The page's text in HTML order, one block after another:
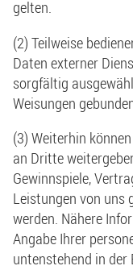
gelten.
(2) Teilweise
Daten externer
sorgfältig
Weisungen
(3) Weiterhin
an Dritte
Gewinnspiele,
Leistungen von uns
werden. Nähere
Angabe Ihrer
untenstehend in der